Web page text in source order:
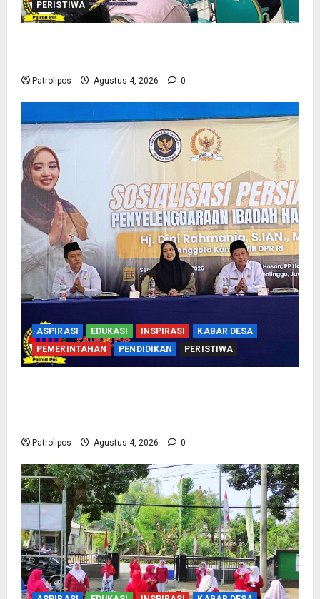
PERISTIWA
Patrolipos Agustus 4, 2026 0
ASPIRASI EDUKASI INSPIRASI
KABAR DESA
PEMERINTAHAN
PENDIDIKAN PERISTIWA
Patrolipos Agustus 4, 2026 0